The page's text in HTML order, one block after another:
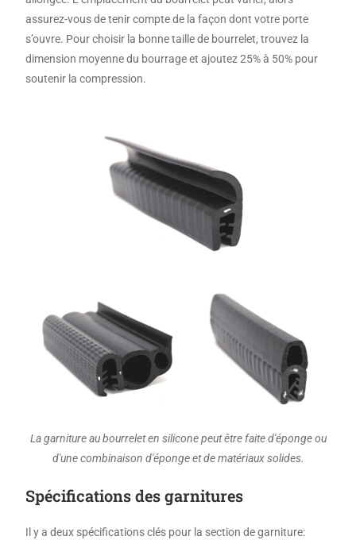
assurez-vous de tenir compte de la façon dont votre porte
s’ouvre. Pour choisir la bonne taille de bourrelet, trouvez la
dimension moyenne du bourrage et ajoutez 25% à 50% pour
soutenir la compression.
La garniture au bourrelet en silicone peut être faite d'éponge ou
d'une combinaison d'éponge et de matériaux solides.
Spécifications des garnitures
Il y a deux spécifications clés pour la section de garniture: